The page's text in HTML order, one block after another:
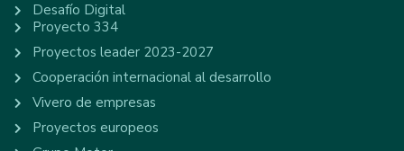
Desafío Digital
Proyecto 334
Proyectos leader 2023-2027
Cooperación internacional al desarrollo
Vivero de empresas
Proyectos europeos